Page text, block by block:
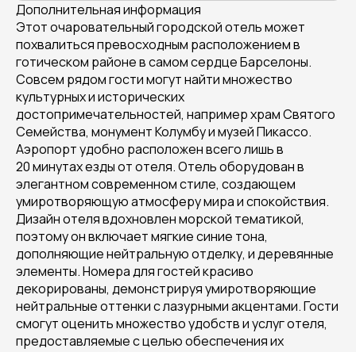
Дополнительная информация
Этот очаровательный городской отель может
похвалиться превосходным расположением в
готическом районе в самом сердце Барселоны.
Совсем рядом гости могут найти множество
культурных и исторических
достопримечательностей, например храм Святого
Семейства, монумент Колумбу и музей Пикассо.
Аэропорт удобно расположен всего лишь в
20 минутах езды от отеля. Отель оборудован в
элегантном современном стиле, создающем
умиротворяющую атмосферу мира и спокойствия.
Дизайн отеля вдохновлен морской тематикой,
поэтому он включает мягкие синие тона,
дополняющие нейтральную отделку, и деревянные
элементы. Номера для гостей красиво
декорированы, демонстрируя умиротворяющие
нейтральные оттенки с лазурными акцентами. Гости
смогут оценить множество удобств и услуг отеля,
предоставляемые с целью обеспечения их